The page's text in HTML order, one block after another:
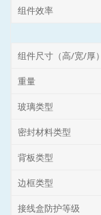
组件效率
组件尺寸（高/宽/厚）
重量
玻璃类型
密封材料类型
背板类型
边框类型
接线盒防护等级